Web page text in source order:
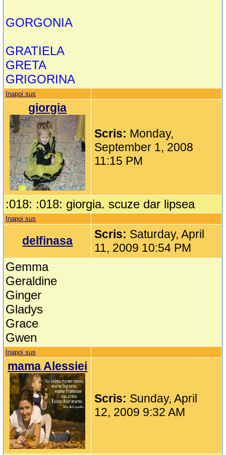
GORGONIA
GRATIELA
GRETA
GRIGORINA
Inapoi sus
giorgia
Scris: Monday,
September 1, 2008
11:15 PM
:018: :018: giorgia. scuze dar lipsea
Inapoi sus
delfinasa Scris: Saturday, April
11, 2009 10:54 PM
Gemma
Geraldine
Ginger
Gladys
Grace
Gwen
Inapoi sus
mama Alessiei
Scris: Sunday, April
12, 2009 9:32 AM